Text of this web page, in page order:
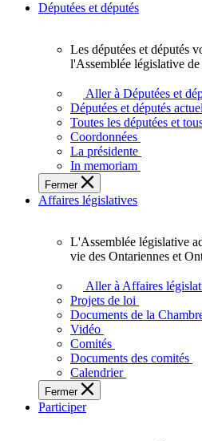
Députées et députés
députés
vous
représentent
sein
de
l'Assemblée
législative
l'Ontario.
Les députées et députés
l'Assemblée législative
Aller à Députées et
Députées et députés
Toutes les députées et
Coordonnées
La présidente
In memoriam
Fermer
Affaires législatives
L'Assemblée
adopte
touchent
des
Ontariennes
et
L'Assemblée législative
vie des Ontariennes et
Aller à Affaires
Projets de loi
Documents de la
Vidéo
Comités
Documents des comités
Calendrier
Fermer
Participer